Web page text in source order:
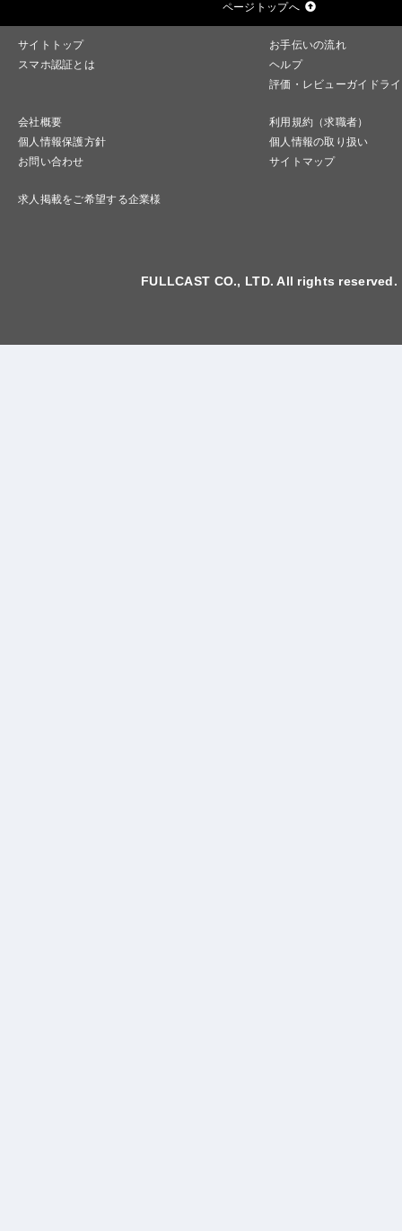
ページトップへ
サイトトップ
お手伝いの流れ
スマホ認証とは
ヘルプ
評価・レビューガイドラ
会社概要
利用規約（求職者）
個人情報保護方針
個人情報の取り扱い
お問い合わせ
サイトマップ
求人掲載をご希望する企業様
FULLCAST CO., LTD. All rights reserved.